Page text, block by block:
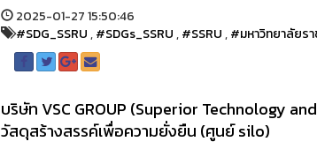
2025-01-27 15:50:46
#SDG_SSRU,#SDGs_SSRU,#SSRU,#มหาวิทยาลัยร
บริษัท VSC GROUP (Superior Technology
วัสดุสร้างสรรค์เพื่อความยั่งยืน (ศูนย์ silo)